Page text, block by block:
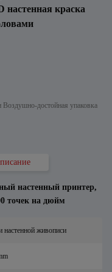
краска
достойная упаковка
настенный принтер,
точек на дюйм
настенной живописи